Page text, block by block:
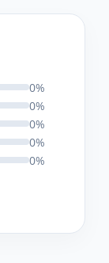
0%
0%
0%
0%
0%